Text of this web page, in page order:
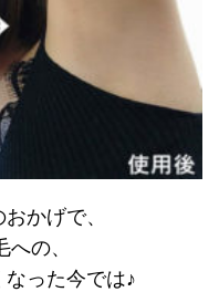
かげで、
の、
った今では♪